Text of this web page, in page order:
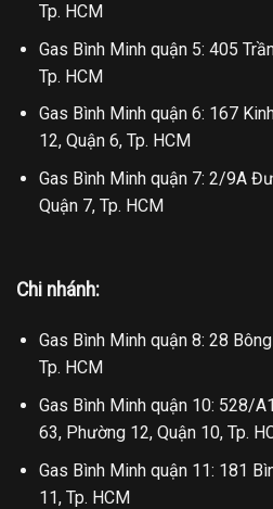
Tp. HCM
Gas Bình Minh quận 5: 405
Tp. HCM
Gas Bình Minh quận 6: 167
12, Quận 6, Tp. HCM
Gas Bình Minh quận 7: 2/9A
Quận 7, Tp. HCM
Chi nhánh:
Gas Bình Minh quận 8: 28
Tp. HCM
Gas Bình Minh quận 10: 528/
63, Phường 12, Quận 10, Tp.
Gas Bình Minh quận 11: 181
11, Tp. HCM